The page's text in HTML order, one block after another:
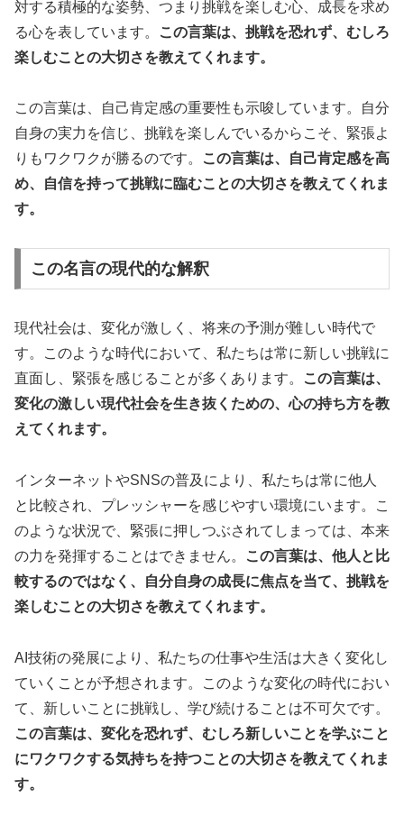
対する積極的な姿勢、つまり挑戦を楽しむ心、成長を求め
る心を表しています。
この言葉は、挑戦を恐れず、むしろ
楽しむことの大切さを教えてくれます。
この言葉は、自己肯定感の重要性も示唆しています。自分
自身の実力を信じ、挑戦を楽しんでいるからこそ、緊張よ
りもワクワクが勝るのです。
この言葉は、自己肯定感を高
め、自信を持って挑戦に臨むことの大切さを教えてくれま
す。
この名言の現代的な解釈
現代社会は、変化が激しく、将来の予測が難しい時代で
す。このような時代において、私たちは常に新しい挑戦に
直面し、緊張を感じることが多くあります。
この言葉は、
変化の激しい現代社会を生き抜くための、心の持ち方を教
えてくれます。
インターネットやSNSの普及により、私たちは常に他人
と比較され、プレッシャーを感じやすい環境にいます。こ
のような状況で、緊張に押しつぶされてしまっては、本来
の力を発揮することはできません。
この言葉は、他人と比
較するのではなく、自分自身の成長に焦点を当て、挑戦を
楽しむことの大切さを教えてくれます。
AI技術の発展により、私たちの仕事や生活は大きく変化し
ていくことが予想されます。このような変化の時代におい
て、新しいことに挑戦し、学び続けることは不可欠です。
この言葉は、変化を恐れず、むしろ新しいことを学ぶこと
にワクワクする気持ちを持つことの大切さを教えてくれま
す。